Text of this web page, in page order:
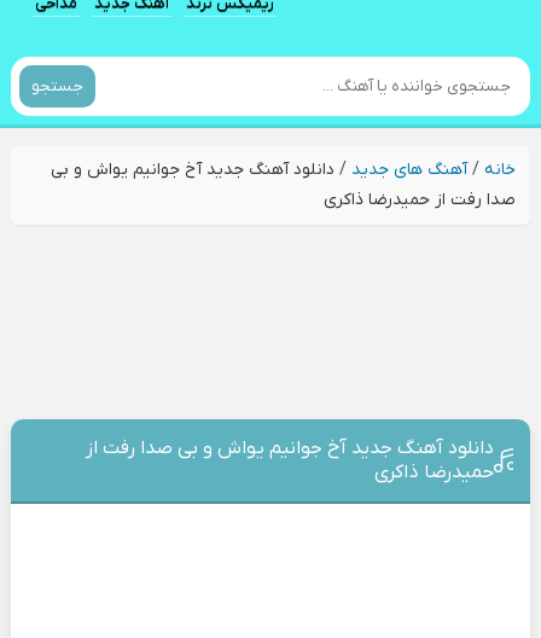
جستجو
خانه/آهنگ های جدید / دانلود آهنگ جدید آخ جوانیم یواش و بی
صدا رفت از حمیدرضا ذاکری
دانلود آهنگ جدید آخ جوانیم یواش و بی صدا رفت از
حمیدرضا ذاکری